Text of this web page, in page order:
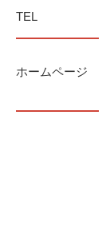
TEL
ホームページ